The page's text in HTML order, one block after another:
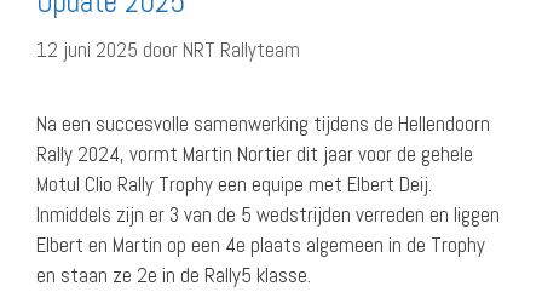
12 juni 2025 door NRT Rallyteam
Na een succesvolle samenwerking tijdens de Hellendoorn
Rally 2024, vormt Martin Nortier dit jaar voor de gehele
Motul Clio Rally Trophy een equipe met Elbert Deij.
Inmiddels zijn er 3 van de 5 wedstrijden verreden en liggen
Elbert en Martin op een 4e plaats algemeen in de Trophy
en staan ze 2e in de Rally5 klasse.